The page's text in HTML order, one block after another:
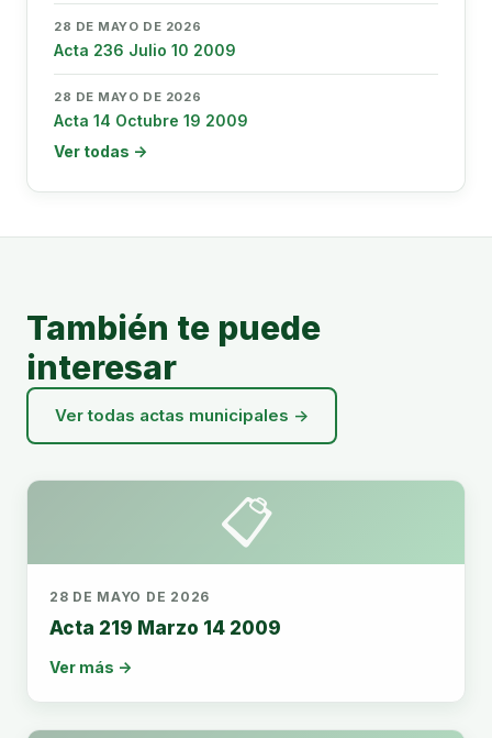
28 DE MAYO DE 2026
Acta 236 Julio 10 2009
28 DE MAYO DE 2026
Acta 14 Octubre 19 2009
Ver todas →
También te puede
interesar
Ver todas actas municipales →
📋
28 DE MAYO DE 2026
Acta 219 Marzo 14 2009
Ver más →